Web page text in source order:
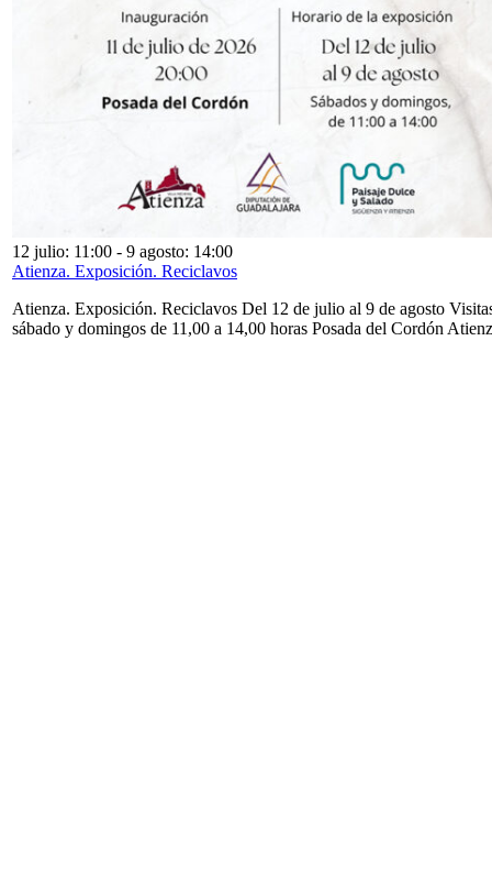
12 julio: 11:00 - 9 agosto: 14:00
Atienza. Exposición. Reciclavos
Atienza. Exposición. Reciclavos Del 12 de julio al 9 de agosto
sábado y domingos de 11,00 a 14,00 horas Posada del Cordón